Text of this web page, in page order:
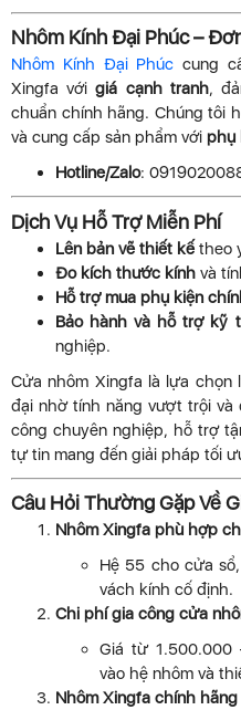
Nhôm Kính Đại Phúc –
Nhôm Kính Đại Phúc cung
Xingfa vớigiá cạnh tranh,
chuẩn chính hãng. Chúng tôi
và cung cấp sản phẩm với phụ
Hotline/Zalo:
Dịch Vụ Hỗ Trợ Miễn Phí
Lên bản vẽ thiết kế theo
Đo kích thước kính và
Hỗ trợ mua phụ kiện
Bảo hành và hỗ trợ kỹ
nghiệp.
Cửa nhôm Xingfa là lựa
đại nhờ tính năng vượt trội và
công chuyên nghiệp, hỗ trợ
tự tin mang đến giải pháp tối
Câu Hỏi Thường Gặp Về
Nhôm Xingfa phù hợp
Hệ 55 cho cửa
vách kính cố định.
Chi phí gia công cửa
Giá từ 1.500.000
vào hệ nhôm và
Nhôm Xingfa chính